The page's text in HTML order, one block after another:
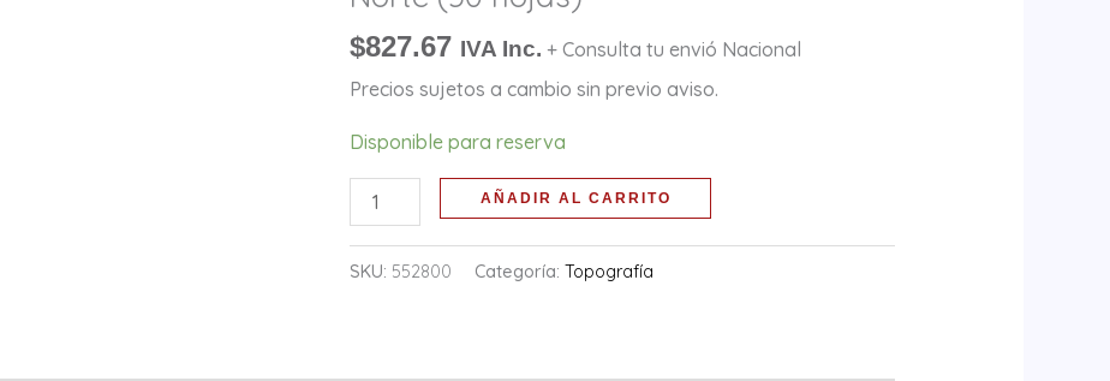
$827.67 IVA Inc. + Consulta tu envió Nacional
Precios sujetos a cambio sin previo aviso.
Disponible para reserva
Norte
hojas)
cantidad
AÑADIR AL CARRITO
SKU: 552800 Categoría:Topografía